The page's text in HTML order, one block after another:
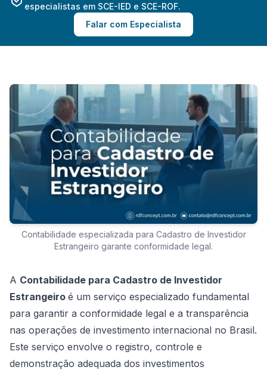
especialistas em SCE-IED e SCE-ROF.
Falar com Especialista
Contabilidade especializada para Cadastro de Investidor
Estrangeiro garante conformidade legal.
A Contabilidade para Cadastro de Investidor
Estrangeiro é um serviço especializado fundamental
para garantir a conformidade legal e a transparência
nas operações de investimento internacional no Brasil.
Este serviço envolve o registro, controle e
demonstração adequada dos investimentos